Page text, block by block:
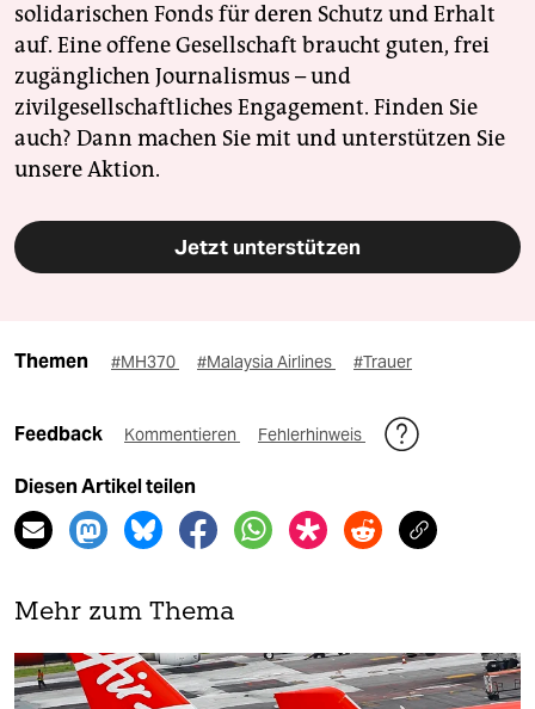
solidarischen Fonds für deren Schutz und Erhalt
auf. Eine offene Gesellschaft braucht guten, frei
zugänglichen Journalismus – und
zivilgesellschaftliches Engagement. Finden Sie
auch? Dann machen Sie mit und unterstützen Sie
unsere Aktion.
Jetzt unterstützen
Themen #MH370 #Malaysia Airlines #Trauer
Feedback Kommentieren Fehlerhinweis
Diesen Artikel teilen
Mehr zum Thema